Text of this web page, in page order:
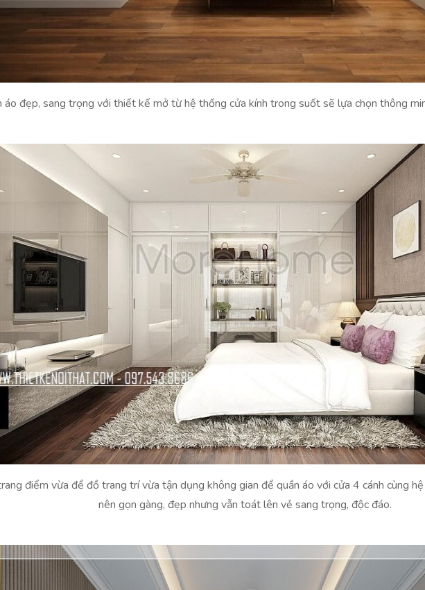
áo đẹp, sang trọng với thiết kế mở từ hệ thống cửa kính trong suốt sẽ lựa chọn thông
điểm vừa để đồ trang trí vừa tận dụng không gian để quần áo với cửa 4 cánh cùng
nên gọn gàng, đẹp nhưng vẫn toát lên vẻ sang trọng, độc đáo.